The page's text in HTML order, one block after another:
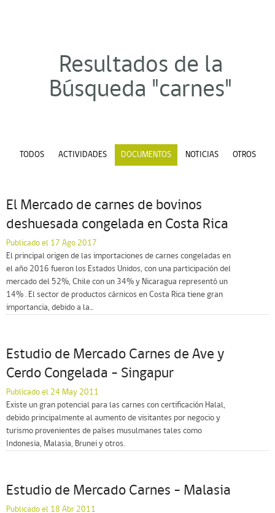
Resultados de la
Búsqueda "carnes"
TODOS ACTIVIDADES DOCUMENTOS NOTICIAS OTROS
El Mercado de carnes de bovinos
deshuesada congelada en Costa Rica
Publicado el 17 Ago 2017
El principal origen de las importaciones de carnes congeladas en
el año 2016 fueron los Estados Unidos, con una participación del
mercado del 52%, Chile con un 34% y Nicaragua representó un
14% . El sector de productos cárnicos en Costa Rica tiene gran
importancia, debido a la...
Estudio de Mercado Carnes de Ave y
Cerdo Congelada – Singapur
Publicado el 24 May 2011
Existe un gran potencial para las carnes con certificación Halal,
debido principalmente al aumento de visitantes por negocio y
turismo provenientes de países musulmanes tales como
Indonesia, Malasia, Brunei y otros.
Estudio de Mercado Carnes – Malasia
Publicado el 18 Abr 2011